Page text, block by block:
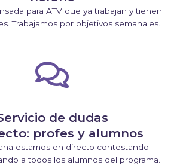
para ATV que ya trabajan y tienen
Trabajamos por objetivos semanales.
de dudas
profes y alumnos
estamos en directo contestando
a todos los alumnos del programa.